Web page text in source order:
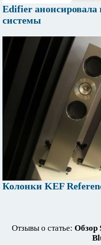
Edifier анонсировала
системы
Колонки KEF
Отзывы о статье: Обзор